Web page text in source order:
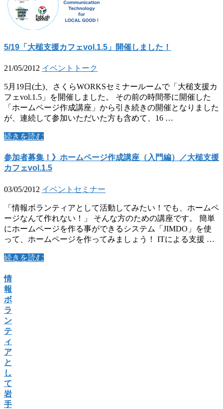
5/19「大槌支援カフェvol.1.5」開催しました！
21/05/2012 イベント トーク
5月19日(土)、さくらWORKSセミナールームで「大槌支援カ
フェvol.1.5」を開催しました。 その前の時間帯に開催した
「ホームページ作成講座」から引き続きの開催となりました
が、連続して参加いただいた方も含めて、16 …
続きを読む
参加者募集！》ホームページ作成講座（入門編）／大槌支援
カフェvol.1.5
03/05/2012 イベント セミナー
「情報ボランティアとして活動してみたい！でも、ホームペ
ージなんて作れない！」 そんな方のための講座です。 簡単
にホームページを作る事ができるシステム「JIMDO」を使
って、ホームページを作ってみましょう！ ITによる支援 …
続きを読む
情
報
ボ
ラ
ン
テ
ィ
ア
と
し
て
岩
手